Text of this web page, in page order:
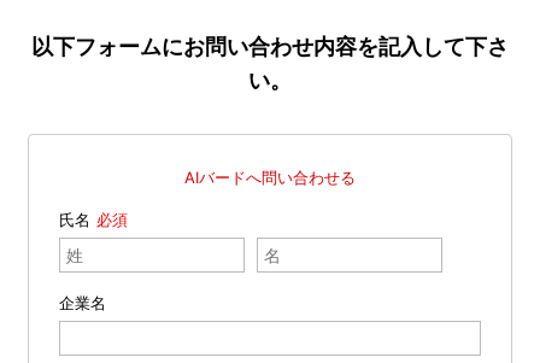
以下フォームにお問い合わせ内容を記入して下さ
い。
AIバードへ問い合わせる
氏名
企業名